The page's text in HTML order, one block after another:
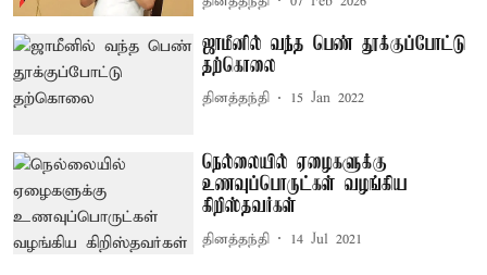
ஜாமீனில் வந்த பெண் தூக்குப்போட்டு
தற்கொலை
தினத்தந்தி 15 Jan 2022
நெல்லையில் ஏழைகளுக்கு
உணவுப்பொருட்கள் வழங்கிய
கிறிஸ்தவர்கள்
தினத்தந்தி 14 Jul 2021